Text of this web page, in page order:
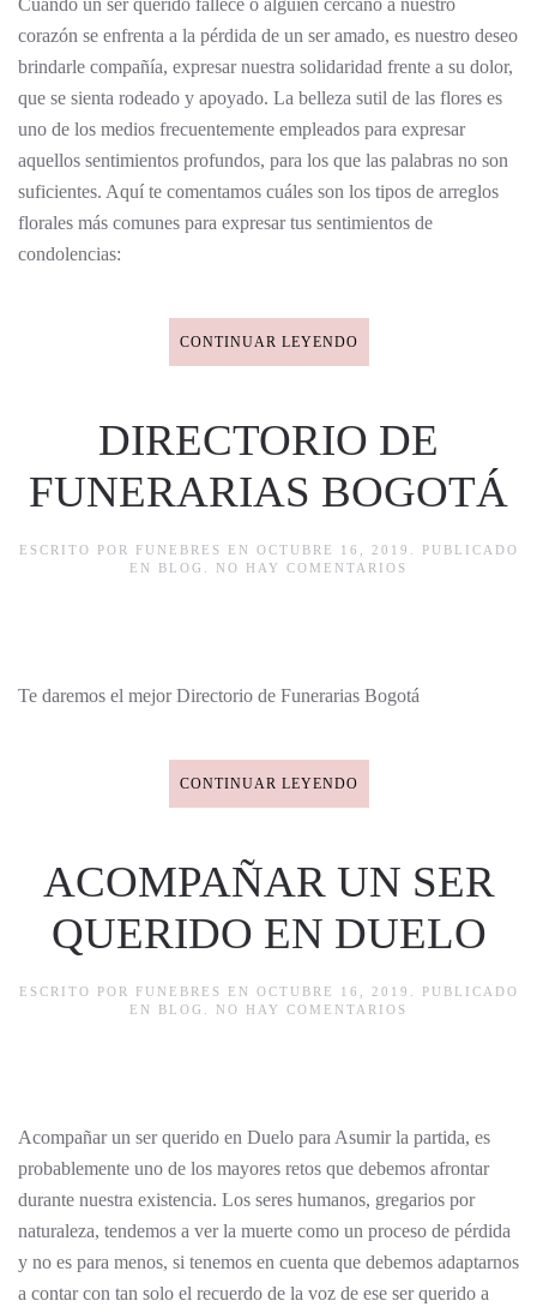
Cuando un ser querido fallece o alguien cercano a nuestro
corazón se enfrenta a la pérdida de un ser amado, es nuestro deseo
brindarle compañía, expresar nuestra solidaridad frente a su dolor,
que se sienta rodeado y apoyado. La belleza sutil de las flores es
uno de los medios frecuentemente empleados para expresar
aquellos sentimientos profundos, para los que las palabras no son
suficientes. Aquí te comentamos cuáles son los tipos de arreglos
florales más comunes para expresar tus sentimientos de
condolencias:
CONTINUAR LEYENDO
DIRECTORIO DE
FUNERARIAS BOGOTÁ
ESCRITO POR FUNEBRES EN OCTUBRE 16, 2019
. PUBLICADO
EN BLOG NO HAY COMENTARIOS
Te daremos el mejor Directorio de Funerarias Bogotá
CONTINUAR LEYENDO
ACOMPAÑAR UN SER
QUERIDO EN DUELO
ESCRITO POR FUNEBRES EN OCTUBRE 16, 2019
. PUBLICADO
EN BLOG NO HAY COMENTARIOS
Acompañar un ser querido en Duelo para Asumir la partida, es
probablemente uno de los mayores retos que debemos afrontar
durante nuestra existencia. Los seres humanos, gregarios por
naturaleza, tendemos a ver la muerte como un proceso de pérdida
y no es para menos, si tenemos en cuenta que debemos adaptarnos
a contar con tan solo el recuerdo de la voz de ese ser querido a